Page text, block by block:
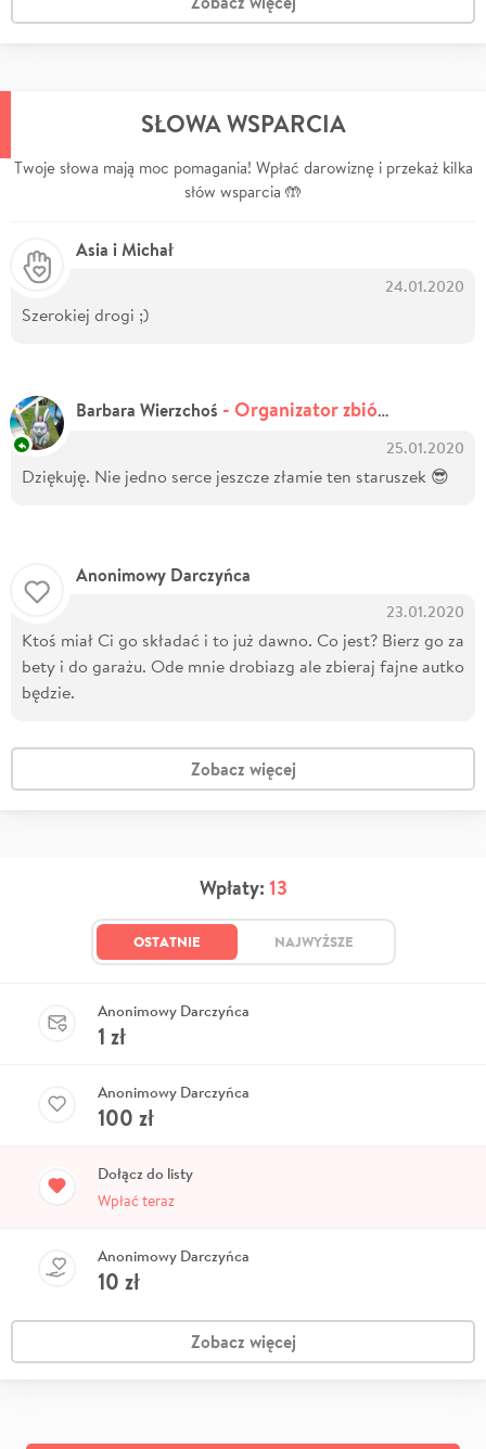
SŁOWA WSPARCIA
Twoje słowa mają moc pomagania! Wpłać darowiznę i przekaż kilka
słów wsparcia 🤲
Asia i Michał
24.01.2020
Szerokiej drogi ;)
Barbara Wierzchoś - Organizator zbiórki
25.01.2020
Dziękuję. Nie jedno serce jeszcze złamie ten staruszek 😎
Anonimowy Darczyńca
23.01.2020
Ktoś miał Ci go składać i to już dawno. Co jest? Bierz go za
bety i do garażu. Ode mnie drobiazg ale zbieraj fajne autko
będzie.
Zobacz więcej
Wpłaty: 13
OSTATNIE NAJWYŻSZE
Anonimowy Darczyńca
1 zł
Anonimowy Darczyńca
100 zł
Dołącz do listy
Wpłać teraz
Anonimowy Darczyńca
10 zł
Zobacz więcej